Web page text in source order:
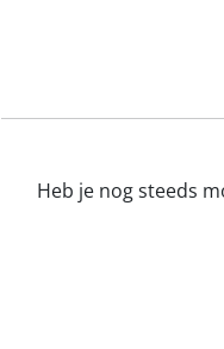
Heb je nog steeds